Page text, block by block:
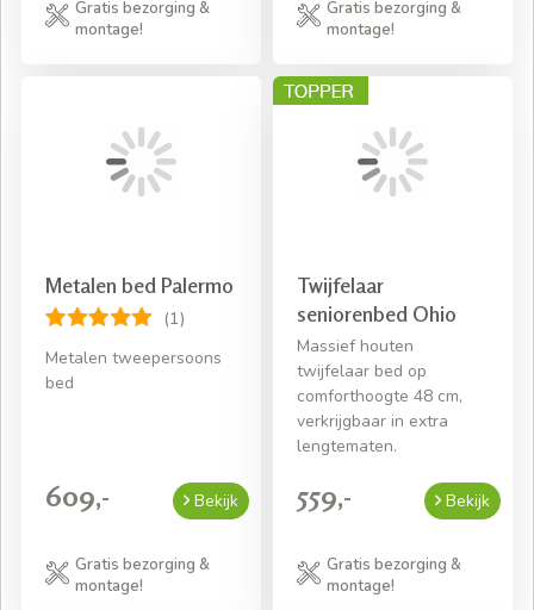
Gratis bezorging &
montage!
Gratis bezorging &
montage!
Metalen bed Palermo
(1)
Metalen tweepersoons
bed
609,- Bekijk
Gratis bezorging &
montage!
Twijfelaar
seniorenbed Ohio
Massief houten
twijfelaar bed op
comforthoogte 48 cm,
verkrijgbaar in extra
lengtematen.
559,- Bekijk
Gratis bezorging &
montage!